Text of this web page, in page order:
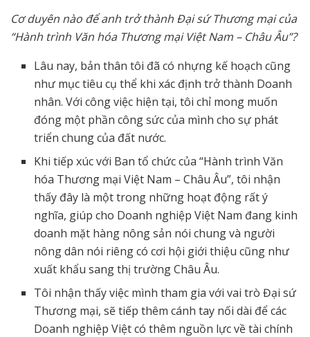
Cơ duyên nào để anh trở thành Đại sứ Thương mại của
“Hành trình Văn hóa Thương mại Việt Nam – Châu Âu”?
Lâu nay, bản thân tôi đã có nhựng kế hoạch cũng
như mục tiêu cụ thể khi xác định trở thành Doanh
nhân. Với công việc hiện tại, tôi chỉ mong muốn
đóng một phần công sức của mình cho sự phát
triển chung của đất nước.
Khi tiếp xúc với Ban tổ chức của “Hành trình Văn
hóa Thương mại Việt Nam – Châu Âu”, tôi nhận
thấy đây là một trong những hoạt động rất ý
nghĩa, giúp cho Doanh nghiệp Việt Nam đang kinh
doanh mặt hàng nông sản nói chung và người
nông dân nói riêng có cơi hội giới thiệu cũng như
xuất khẩu sang thị trường Châu Âu.
Tôi nhận thấy việc mình tham gia với vai trò Đại sứ
Thương mại, sẽ tiếp thêm cánh tay nối dài để các
Doanh nghiệp Việt có thêm nguồn lực về tài chính